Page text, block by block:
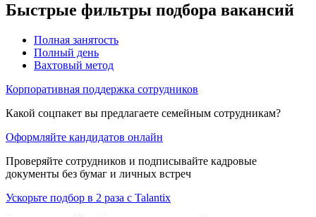
Быстрые фильтры подбора вакансий
Полная занятость
Полный день
Вахтовый метод
Корпоративная поддержка сотрудников
Какой соцпакет вы предлагаете семейным сотрудникам?
Оформляйте кандидатов онлайн
Проверяйте сотрудников и подписывайте кадровые
документы без бумаг и личных встреч
Ускорьте подбор в 2 раза с Talantix